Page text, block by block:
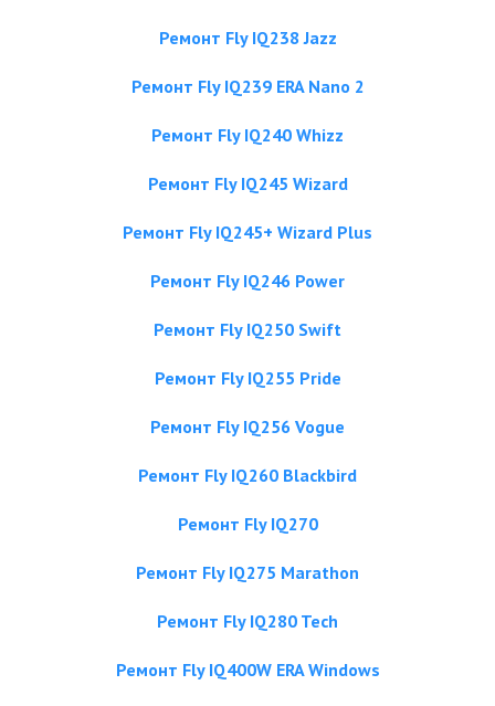
Ремонт Fly IQ238 Jazz
Ремонт Fly IQ239 ERA Nano 2
Ремонт Fly IQ240 Whizz
Ремонт Fly IQ245 Wizard
Ремонт Fly IQ245+ Wizard Plus
Ремонт Fly IQ246 Power
Ремонт Fly IQ250 Swift
Ремонт Fly IQ255 Pride
Ремонт Fly IQ256 Vogue
Ремонт Fly IQ260 Blackbird
Ремонт Fly IQ270
Ремонт Fly IQ275 Marathon
Ремонт Fly IQ280 Tech
Ремонт Fly IQ400W ERA Windows